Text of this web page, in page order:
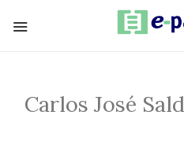
Carlos José